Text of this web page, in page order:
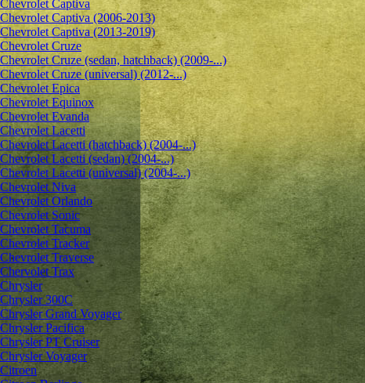
Chevrolet Captiva
Chevrolet Captiva (2006-2013)
Chevrolet Captiva (2013-2019)
Chevrolet Cruze
Chevrolet Cruze (sedan, hatchback) (2009-...)
Chevrolet Cruze (universal) (2012-...)
Chevrolet Epiсa
Chevrolet Equinox
Chevrolet Evanda
Chevrolet Lacetti
Chevrolet Lacetti (hatchback) (2004-...)
Chevrolet Lacetti (sedan) (2004-...)
Chevrolet Lacetti (universal) (2004-...)
Chevrolet Niva
Chevrolet Orlando
Chevrolet Sonic
Chevrolet Tacuma
Chevrolet Tracker
Chevrolet Traverse
Chervolet Trax
Chrysler
Chrysler 300C
Chrysler Grand Voyager
Chrysler Pacifica
Chrysler PT Cruiser
Chrysler Voyager
Citroen